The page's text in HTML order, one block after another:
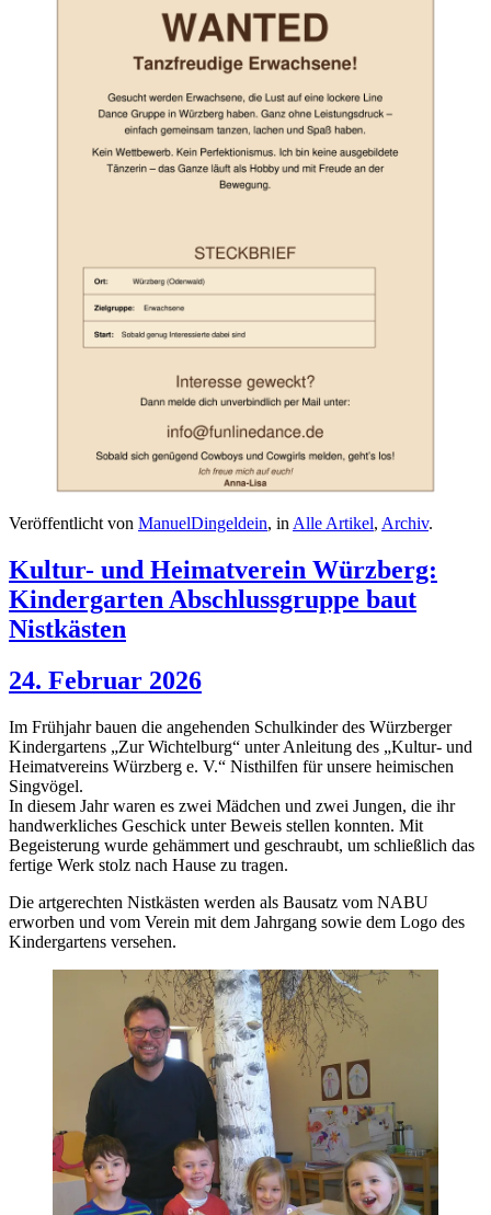
Veröffentlicht von ManuelDingeldein, in Alle Artikel, Archiv.
Kultur- und Heimatverein Würzberg:
Kindergarten Abschlussgruppe baut
Nistkästen
24. Februar 2026
Im Frühjahr bauen die angehenden Schulkinder des Würzberger
Kindergartens „Zur Wichtelburg“ unter Anleitung des „Kultur- und
Heimatvereins Würzberg e. V.“ Nisthilfen für unsere heimischen
Singvögel.
In diesem Jahr waren es zwei Mädchen und zwei Jungen, die ihr
handwerkliches Geschick unter Beweis stellen konnten. Mit
Begeisterung wurde gehämmert und geschraubt, um schließlich das
fertige Werk stolz nach Hause zu tragen.
Die artgerechten Nistkästen werden als Bausatz vom NABU
erworben und vom Verein mit dem Jahrgang sowie dem Logo des
Kindergartens versehen.